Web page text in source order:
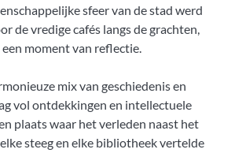
sfeer van de stad werd
de vredige cafés langs de grachten,
moment van reflectie.
mix van geschiedenis en
vol ontdekkingen en intellectuele
plaats waar het verleden naast het
steeg en elke bibliotheek vertelde